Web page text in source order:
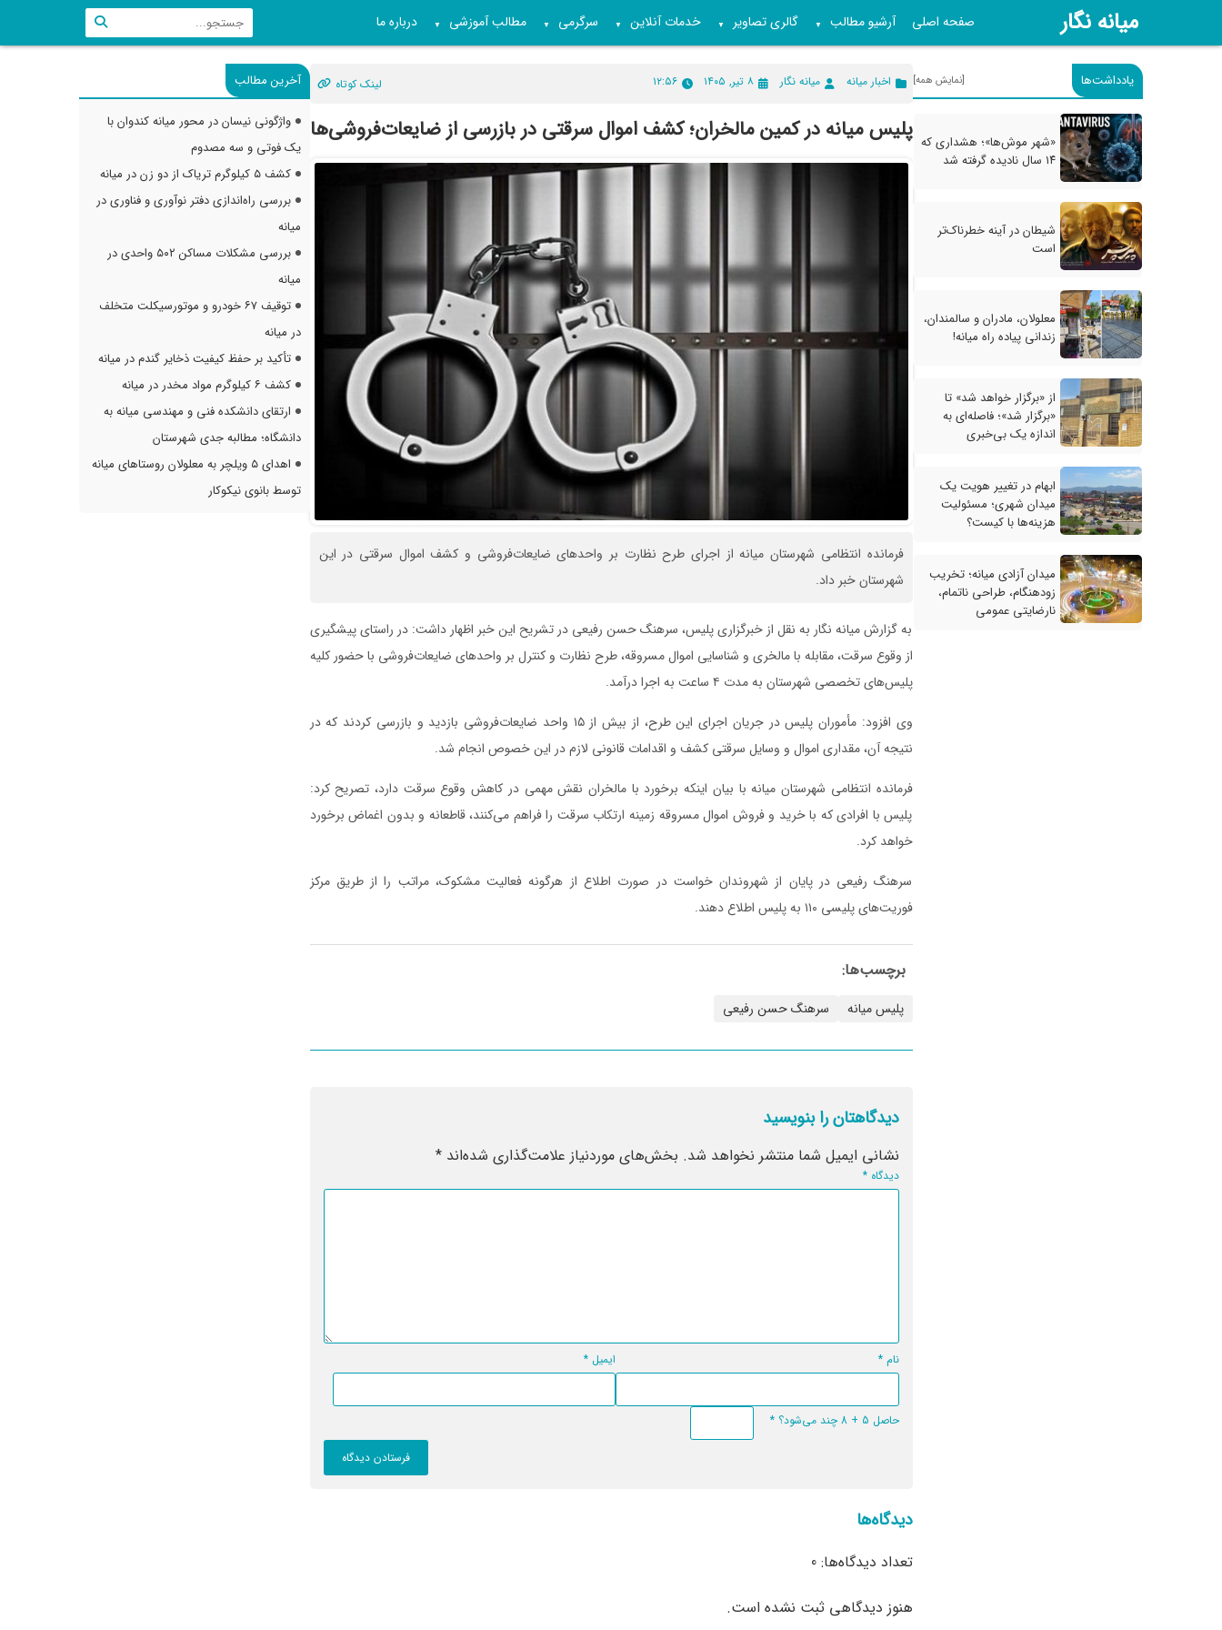
میانه نگار صفحه اصلی آرشیو مطالب ▼ گالری تصاویر ▼ خدمات آنلاین ▼ سرگرمی ▼ مطالب آموزشی ▼ درباره ما
یادداشت‌ها [نمایش همه]
«شهر موش‌ها»؛ هشداری که
۱۴ سال نادیده گرفته شد
شیطان در آینه خطرناک‌تر
است
معلولان، مادران و سالمندان،
زندانی پیاده راه میانه!
از «برگزار خواهد شد» تا
«برگزار شد»؛ فاصله‌ای به
اندازه یک بی‌خبری
ابهام در تغییر هویت یک
میدان شهری؛ مسئولیت
هزینه‌ها با کیست؟
میدان آزادی میانه؛ تخریب
زودهنگام، طراحی ناتمام،
نارضایتی عمومی
اخبار میانه میانه نگار ۸ تیر, ۱۴۰۵ ۱۲:۵۶ لینک کوتاه
پلیس میانه در کمین مالخران؛ کشف اموال سرقتی در بازرسی از ضایعات‌فروشی‌ها
فرمانده انتظامی شهرستان میانه از اجرای طرح نظارت بر واحدهای ضایعات‌فروشی و کشف اموال سرقتی در این
شهرستان خبر داد.
به گزارش میانه نگار به نقل از خبرگزاری پلیس، سرهنگ حسن رفیعی در تشریح این خبر اظهار داشت: در راستای پیشگیری
از وقوع سرقت، مقابله با مالخری و شناسایی اموال مسروقه، طرح نظارت و کنترل بر واحدهای ضایعات‌فروشی با حضور کلیه
پلیس‌های تخصصی شهرستان به مدت ۴ ساعت به اجرا درآمد.
وی افزود: مأموران پلیس در جریان اجرای این طرح، از بیش از ۱۵ واحد ضایعات‌فروشی بازدید و بازرسی کردند که در
نتیجه آن، مقداری اموال و وسایل سرقتی کشف و اقدامات قانونی لازم در این خصوص انجام شد.
فرمانده انتظامی شهرستان میانه با بیان اینکه برخورد با مالخران نقش مهمی در کاهش وقوع سرقت دارد، تصریح کرد:
پلیس با افرادی که با خرید و فروش اموال مسروقه زمینه ارتکاب سرقت را فراهم می‌کنند، قاطعانه و بدون اغماض برخورد
خواهد کرد.
سرهنگ رفیعی در پایان از شهروندان خواست در صورت اطلاع از هرگونه فعالیت مشکوک، مراتب را از طریق مرکز
فوریت‌های پلیسی ۱۱۰ به پلیس اطلاع دهند.
برچسب‌ها:
پلیس میانه سرهنگ حسن رفیعی
دیدگاهتان را بنویسید
نشانی ایمیل شما منتشر نخواهد شد. بخش‌های موردنیاز علامت‌گذاری شده‌اند*
دیدگاه*
نام* ایمیل *
حاصل 5 + 8 چند می‌شود؟ *
دیدگاه‌ها
تعداد دیدگاه‌ها: 0
هنوز دیدگاهی ثبت نشده است.
آخرین مطالب
واژگونی نیسان در محور میانه کندوان با
یک فوتی و سه مصدوم
کشف ۵ کیلوگرم تریاک از دو زن در میانه
بررسی راه‌اندازی دفتر نوآوری و فناوری در
میانه
بررسی مشکلات مساکن ۵۰۲ واحدی در
میانه
توقیف ۶۷ خودرو و موتورسیکلت متخلف
در میانه
تأکید بر حفظ کیفیت ذخایر گندم در میانه
کشف ۶ کیلوگرم مواد مخدر در میانه
ارتقای دانشکده فنی و مهندسی میانه به
دانشگاه؛ مطالبه جدی شهرستان
اهدای ۵ ویلچر به معلولان روستاهای میانه
توسط بانوی نیکوکار